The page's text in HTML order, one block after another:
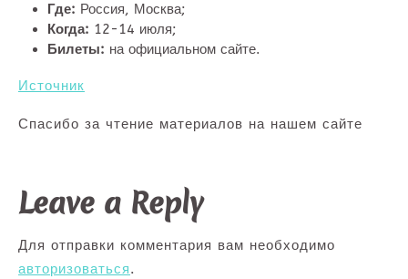
Где: Россия, Москва;
Когда: 12-14 июля;
Билеты: на официальном сайте.
Источник
Спасибо за чтение материалов на нашем сайте
Leave a Reply
Для отправки комментария вам необходимо
авторизоваться.